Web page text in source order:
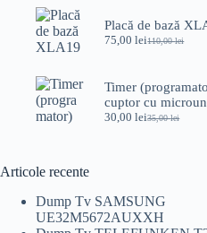
fost:
100,00 lei.
89,00 lei.
Placă de bază
110,00lei
Prețul
fost:
110,00 lei.
75,00leiPrețul
75,00 lei.
Timer
cuptor cu
35,00lei
Prețul
30,00leiPrețul
Articole recente
Dump Tv SAMSUNG
UE32M5672AUXXH